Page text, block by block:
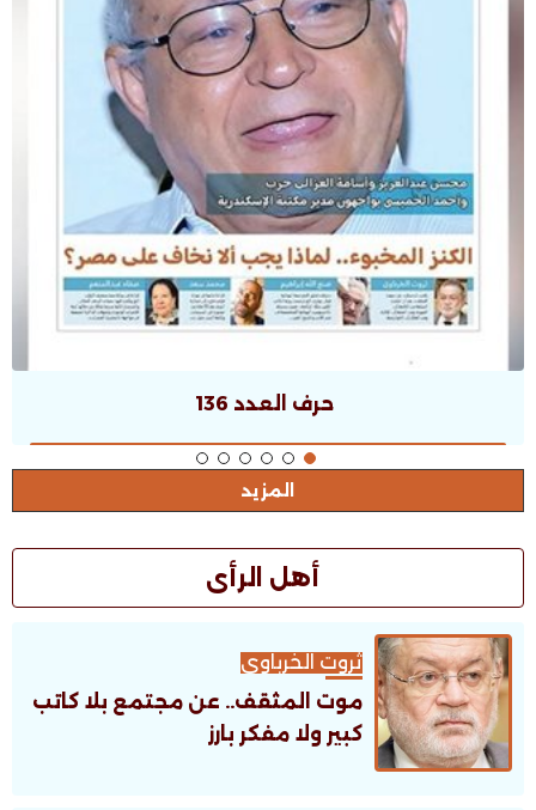
حرف العدد 135
المزيد
أهل الرأى
ثروت الخرباوى
موت المثقف.. عن مجتمع بلا كاتب
كبير ولا مفكر بارز